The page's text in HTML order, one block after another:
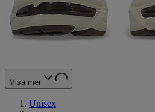
Visa mer
Unisex